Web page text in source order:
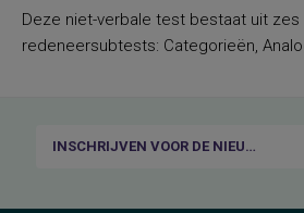
Deze niet-verbale test bestaat uit
redeneersubtests: Categorieën,
INSCHRIJVEN VOOR DE NIEUWSBRIEF